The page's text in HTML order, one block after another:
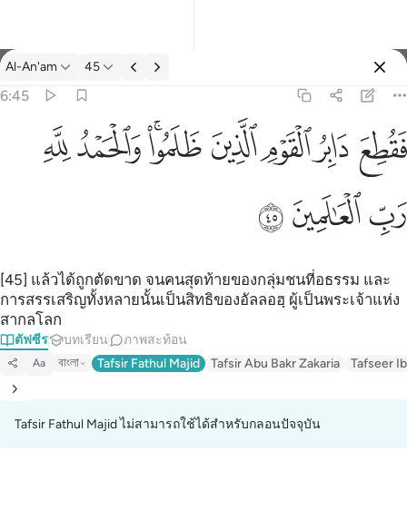
ตัฟซีร: Al-An'am 6:45
Al-An'am 45
6:45
فقطع دابر القوم الذين ظلموا والحمد لله رب العالمين ٤٥
ٱلْقَوْمِ ٱلَّذِينَ ظَلَمُوا۟ ۚ وَٱلْحَمْدُ لِلَّهِ رَبِّ ٱلْعَـٰلَمِينَ ٤٥ﱁ ﱂﱃﱄﱅﱆﱇﱈ
ﱉﱊﱋ
[45] แล้วได้ถูกตัดขาด จนคนสุดท้ายของกลุ่มชนที่อธรรม และ
การสรรเสริญทั้งหลายนั้นเป็นสิทธิของอัลลอฮฺ ผู้เป็นพระเจ้าแห่ง
สากลโลก
ตัฟซีร บทเรียน ภาพสะท้อน
Aa বাংলা Tafsir Fathul Majid Tafsir Abu Bakr Zakaria Tafseer
Tafsir Fathul Majid ไม่สามารถใช้ได้สำหรับกลอนปัจจุบัน